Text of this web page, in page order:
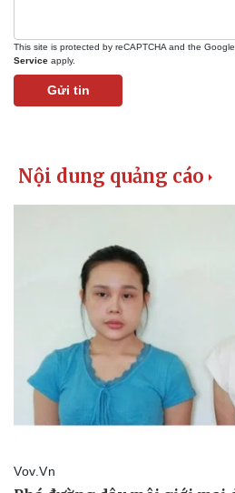
This site is protected by reCAPTCHA and the Google
Service apply.
Gửi tin